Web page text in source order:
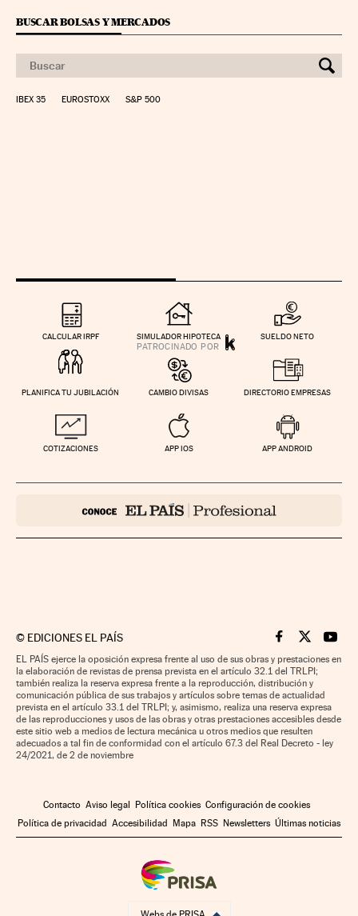
BUSCAR BOLSAS Y MERCADOS
IBEX 35 EUROSTOXX S&P 500
CALCULAR IRPF SIMULADOR HIPOTECA SUELDO NETO
PLANIFICA TU JUBILACIÓN CAMBIO DIVISAS DIRECTORIO EMPRESAS
COTIZACIONES APP IOS APP ANDROID
© EDICIONES EL PAÍS Cinco Días en
Cinco Días
Cinco
EL PAÍS ejerce la oposición expresa frente al uso de sus obras y prestaciones en
la elaboración de revistas de prensa prevista en el artículo 32.1 del TRLPI;
también realiza la reserva expresa frente a la reproducción, distribución y
comunicación pública de sus trabajos y artículos sobre temas de actualidad
prevista en el artículo 33.1 del TRLPI; y, asimismo, realiza una reserva expresa
de las reproducciones y usos de las obras y otras prestaciones accesibles desde
este sitio web a medios de lectura mecánica u otros medios que resulten
adecuados a tal fin de conformidad con el artículo 67.3 del Real Decreto - ley
24/2021, de 2 de noviembre
Contacto Aviso legal Política cookies Configuración de cookies
Política de privacidad Accesibilidad Mapa RSS Newsletters Últimas noticias